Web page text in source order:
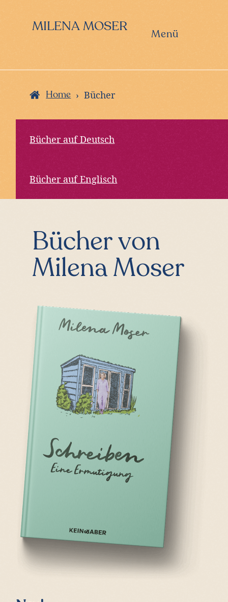
springen
springenMILENA MOSER
Menü
Home › Bücher
Bücher auf Deutsch
Bücher auf Englisch
Bücher von
Milena Moser